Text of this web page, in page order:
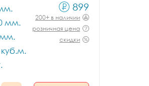
мм.
мм.
899
200+ в наличии
розничная цена
скидки